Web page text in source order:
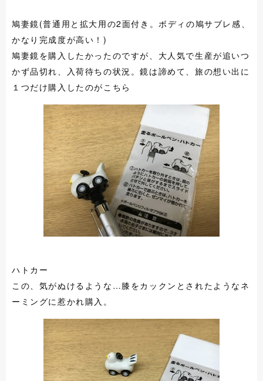
鳩妻鏡(普通用と拡大用の2面付き。ボディの鳩サブレ感、
かなり完成度が高い！)
鳩妻鏡を購入したかったのですが、大人気で生産が追いつ
かず品切れ、入荷待ちの状況。鏡は諦めて、旅の想い出に
１つだけ購入したのがこちら
ハトカー
この、気がぬけるような…膝をカックンとされたようなネ
ーミングに惹かれ購入。